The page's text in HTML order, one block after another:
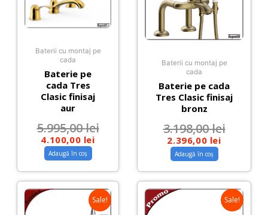
Baterii cu montaj pe
cada
Baterie pe
cada Tres
Clasic finisaj
aur
5.995,00lei
4.100,00 lei
Adaugă în coș
Baterii cu montaj pe
cada
Baterie pe cada
Tres Clasic finisaj
bronz
3.198,00lei
2.396,00 lei
Adaugă în coș
Sale! Sale!